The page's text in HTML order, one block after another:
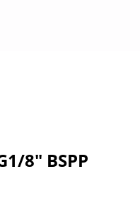
8" BSPP